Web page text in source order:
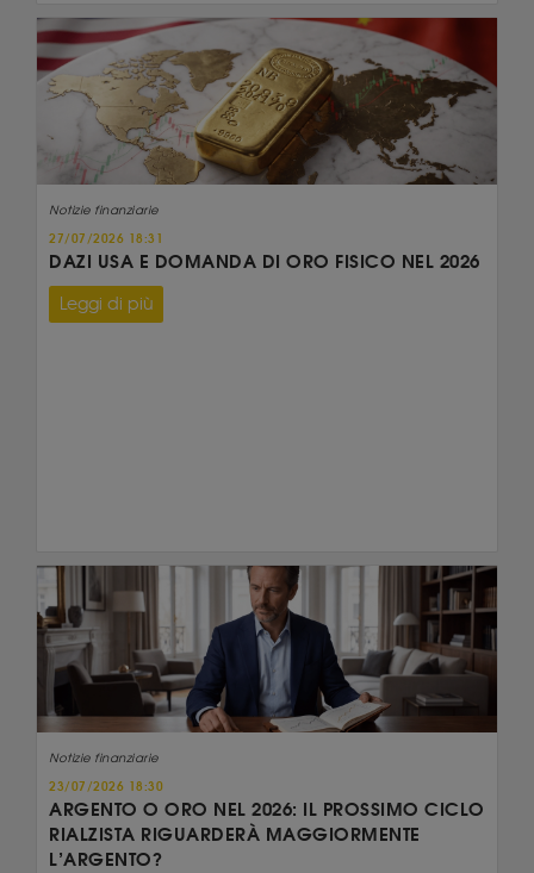
Notizie finanziarie
27/07/2026 18:31
DAZI USA E DOMANDA DI ORO FISICO NEL 2026
Leggi di più
Notizie finanziarie
23/07/2026 18:30
ARGENTO O ORO NEL 2026: IL PROSSIMO CICLO
RIALZISTA RIGUARDERÀ MAGGIORMENTE
L’ARGENTO?